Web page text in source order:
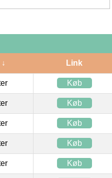
Link
Køb
Køb
Køb
Køb
Køb